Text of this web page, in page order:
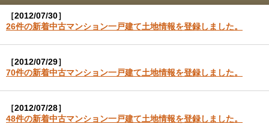
［2012/07/30］
26件の新着中古マンション一戸建て土地情報を登録しました。
［2012/07/29］
70件の新着中古マンション一戸建て土地情報を登録しました。
［2012/07/28］
48件の新着中古マンション一戸建て土地情報を登録しました。